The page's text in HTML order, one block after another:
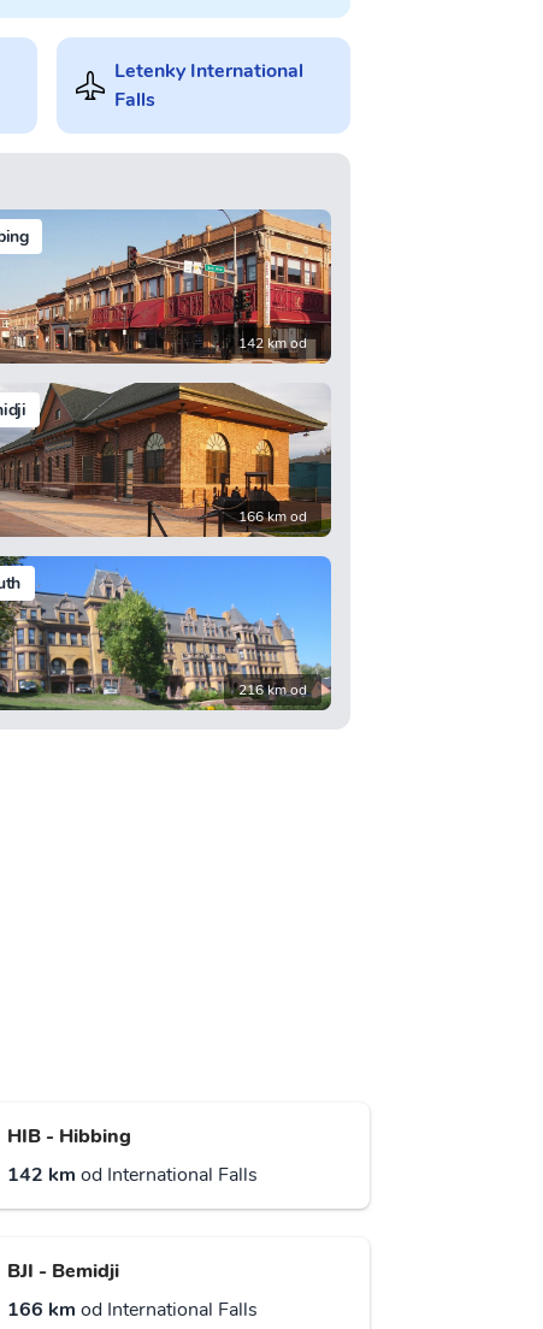
Letenky International
Falls
142 km od
166 km od
216 km od
HIB - Hibbing
142 km od International Falls
BJI - Bemidji
166 km od International Falls